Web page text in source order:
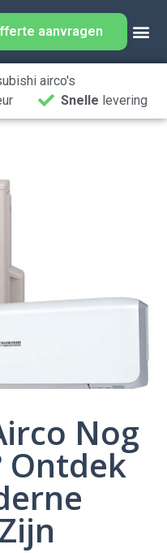
aanvragen
airco's
Snelle levering
Nog
Ontdek